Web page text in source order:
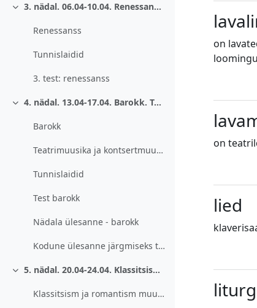
Ahenda 3. nädal. 06.04-10.04. Renessanss. Pildi kirjeldamine.
Renessanss
Tunnislaidid
3. test: renessanss
Ahenda 4. nädal. 13.04-17.04. Barokk. Teatrimuusika ja kontsertmuusika.
Barokk
Teatrimuusika ja kontsertmuusika.
Tunnislaidid
Test barokk
Nädala ülesanne - barokk
Kodune ülesanne järgmiseks tunniks (20.04)
Ahenda 5. nädal. 20.04-24.04. Klassitsism ja romantism muusikas.
Klassitsism ja romantism muusikas. Rahvusromantism
on
on
lied